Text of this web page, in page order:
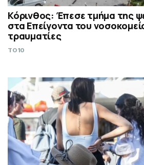
Κόρινθος: Έπεσε τμήμα της
στα Επείγοντα του
τραυματίες
TO10